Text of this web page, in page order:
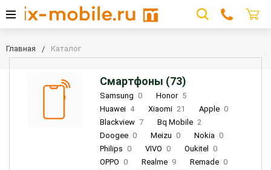
Главная Каталог
Смартфоны (73)
Samsung 0 Honor 5
Huawei 4 Xiaomi 21 Apple 0
Blackview 7 Bq Mobile 2
Doogee 0 Meizu 0 Nokia 0
Philips 0 VIVO 0 Oukitel
0
OPPO 0 Realme 9 Remade 0